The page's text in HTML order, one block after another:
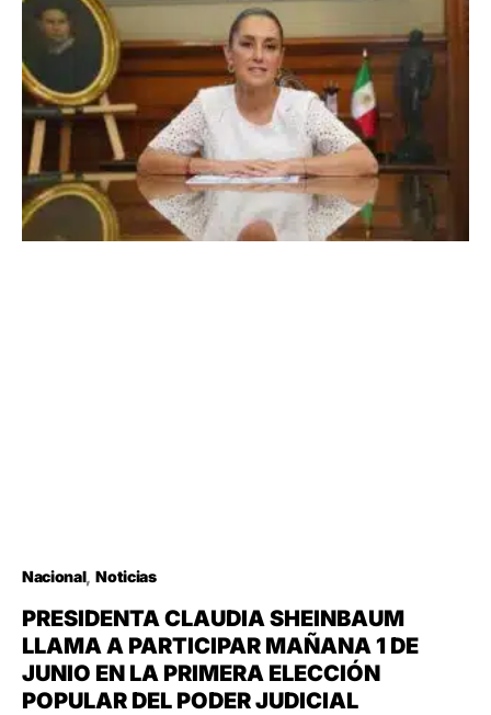
Nacional Noticias
PRESIDENTA CLAUDIA SHEINBAUM
LLAMA A PARTICIPAR MAÑANA 1 DE
JUNIO EN LA PRIMERA ELECCIÓN
POPULAR DEL PODER JUDICIAL